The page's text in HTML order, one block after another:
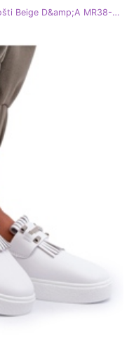
S.Barski Ženske elegantne sandale na pošti Beige D&amp;A MR38-549 bež